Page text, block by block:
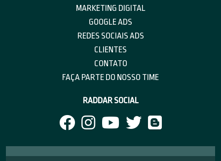
MARKETING DIGITAL
GOOGLE ADS
REDES SOCIAIS ADS
CLIENTES
CONTATO
FAÇA PARTE DO NOSSO TIME
RADDAR SOCIAL